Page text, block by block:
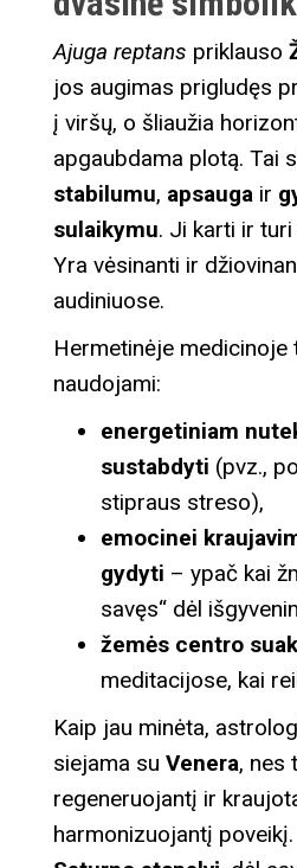
Ajuga reptans priklauso
jos augimas prigludęs
į viršų, o šliaužia
apgaubdama plotą. Tai
stabilumu, apsauga ir
sulaikymu. Ji karti ir
Yra vėsinanti ir
audiniuose.
Hermetinėje medicinoje
naudojami:
energetiniam
sustabdyti (pvz.,
stipraus streso),
emocinei
gydyti – ypač kai
savęs“ dėl
žemės centro
meditacijose, kai
Kaip jau minėta,
siejama su Venera, nes
regeneruojantį ir
harmonizuojantį